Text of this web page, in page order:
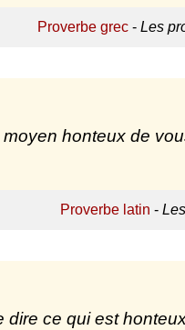
Proverbe grec- Les
honteux de
Proverbe latin -
dire ce qui est